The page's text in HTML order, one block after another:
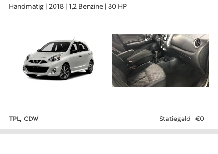
Handmatig | 2018 | 1,2 Benzine | 80 HP
TPL, CDW Statiegeld €0